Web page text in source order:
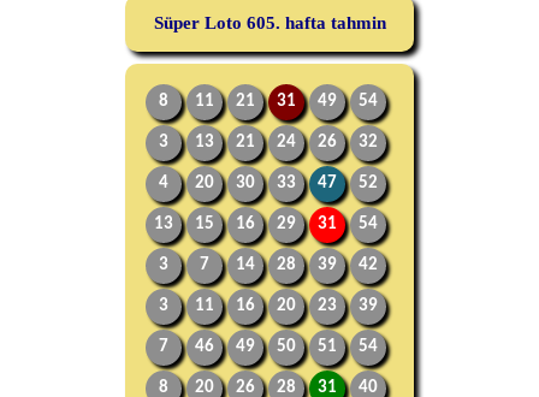
Süper Loto 605. hafta tahmin
8 11 21 31 49 54
3 13 21 24 26 32
4 20 30 33 47 52
13 15 16 29 31 54
3 7 14 28 39 42
3 11 16 20 23 39
7 46 49 50 51 54
8 20 26 28 31 40